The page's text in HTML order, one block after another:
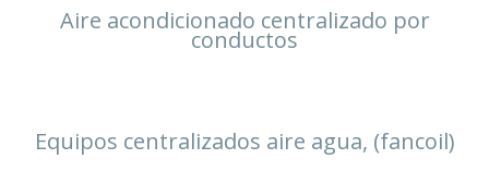
Aire acondicionado centralizado por
conductos
Equipos centralizados aire agua, (fancoil)